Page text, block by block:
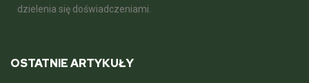
dzielenia się doświadczeniami.
OSTATNIE ARTYKUŁY